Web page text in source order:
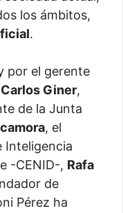
los ámbitos,
.
por el gerente
Carlos Giner,
de la Junta
, el
Inteligencia
-CENID-, Rafa
de
Pérez ha